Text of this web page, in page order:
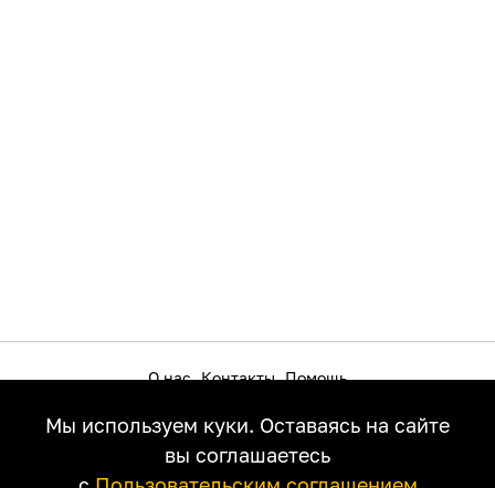
Мы используем куки. Оставаясь на сайте
вы соглашаетесь
О нас Контакты Помощь
Пользовательское соглашение
Политика приватности
Правообладателям